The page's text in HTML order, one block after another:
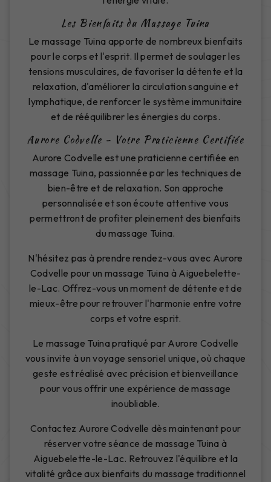
Les Bienfaits du Massage Tuina
Le massage Tuina apporte de nombreux bienfaits
pour le corps et l'esprit. Il permet de soulager les
tensions musculaires, de favoriser la détente et la
relaxation, d'améliorer la circulation sanguine et
lymphatique, de renforcer le système immunitaire
et de rééquilibrer les énergies du corps.
Aurore Codvelle - Votre Praticienne Certifiée
Aurore Codvelle est une praticienne certifiée en
massage Tuina, passionnée par les techniques de
bien-être et de relaxation. Son approche
personnalisée et son écoute attentive vous
permettront de profiter pleinement des bienfaits
du massage Tuina.
N'hésitez pas à prendre rendez-vous avec Aurore
Codvelle pour un massage Tuina à Aiguebelette-
le-Lac. Offrez-vous un moment de détente et de
mieux-être pour retrouver l'harmonie entre votre
corps et votre esprit.
Le massage Tuina pratiqué par Aurore Codvelle
vous invite à un voyage sensoriel unique, où chaque
geste est réalisé avec précision et bienveillance
pour vous offrir une expérience de massage
inoubliable.
Contactez Aurore Codvelle dès maintenant pour
réserver votre séance de massage Tuina à
Aiguebelette-le-Lac. Retrouvez l'équilibre et la
vitalité grâce aux bienfaits du massage traditionnel